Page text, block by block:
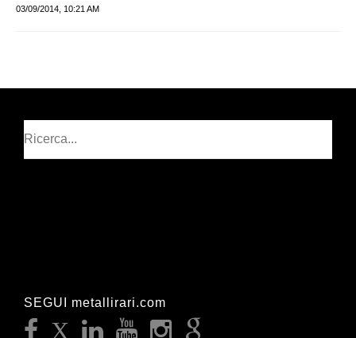
03/09/2014, 10:21 AM
SEGUI metallirari.com